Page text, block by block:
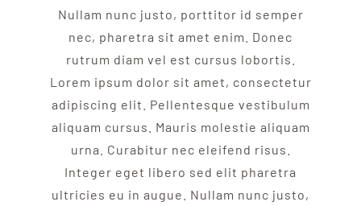
Nullam nunc justo, porttitor id semper
nec, pharetra sit amet enim. Donec
rutrum diam vel est cursus lobortis.
Lorem ipsum dolor sit amet, consectetur
adipiscing elit. Pellentesque vestibulum
aliquam cursus. Mauris molestie aliquam
urna. Curabitur nec eleifend risus.
Integer eget libero sed elit pharetra
ultricies eu in augue. Nullam nunc justo,